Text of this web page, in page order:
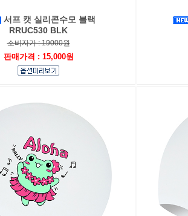
서프 캣 실리콘수모 블랙
RRUC530 BLK
소비자가 : 19000원
판매가격 : 15,000원